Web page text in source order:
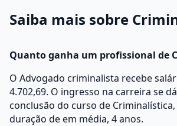
Saiba mais sobre
Quanto ganha um profissional de
O Advogado criminalista recebe
4.702,69. O ingresso na carreira se
conclusão do curso de
duração de em média, 4 anos.